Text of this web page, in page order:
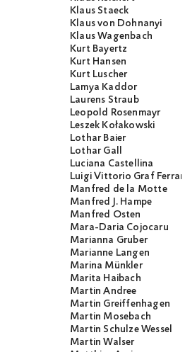
Klaus Staeck
Klaus von Dohnanyi
Klaus Wagenbach
Kurt Bayertz
Kurt Hansen
Kurt Luscher
Lamya Kaddor
Laurens Straub
Leopold Rosenmayr
Leszek Kołakowski
Lothar Baier
Lothar Gall
Luciana Castellina
Luigi Vittorio Graf Ferraris
Manfred de la Motte
Manfred J. Hampe
Manfred Osten
Mara-Daria Cojocaru
Marianna Gruber
Marianne Langen
Marina Münkler
Marita Haibach
Martin Andree
Martin Greiffenhagen
Martin Mosebach
Martin Schulze Wessel
Martin Walser